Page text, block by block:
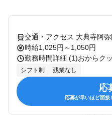
交通・アクセス 大典寺阿
時給1,025円～1,050円
シフト制 残業なし
応
応募が早いほど面接